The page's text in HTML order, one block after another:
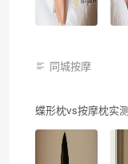
同城按摩
蝶形枕vs按摩枕实